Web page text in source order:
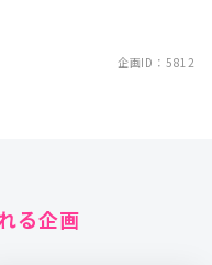
企画ID：5812
る企画